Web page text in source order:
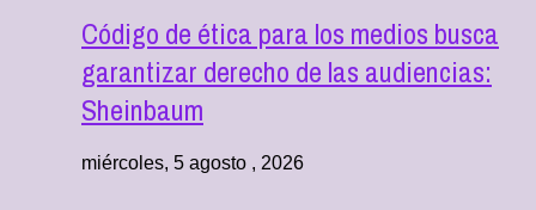
Código de ética para los medios busca
garantizar derecho de las audiencias:
Sheinbaum
miércoles, 5 agosto , 2026